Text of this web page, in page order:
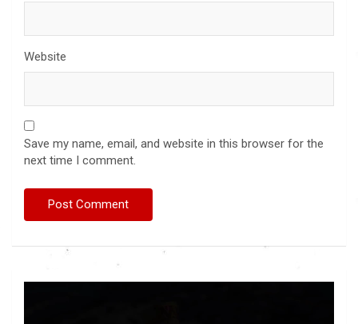
Website
Save my name, email, and website in this browser for the
next time I comment.